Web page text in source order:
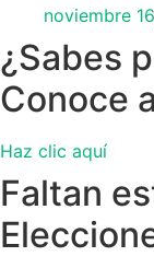
noviembre
¿Sabes
Conoce
Haz clic aquí
Faltan